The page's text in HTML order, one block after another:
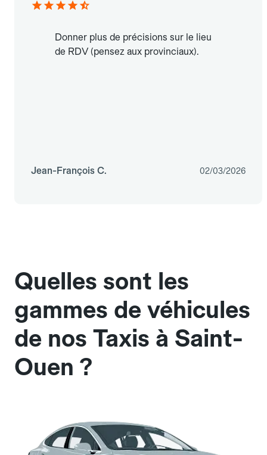
Donner plus de précisions sur le lieu
de RDV (pensez aux provinciaux).
Jean-François C. 02/03/2026
Quelles sont les
gammes de véhicules
de nos Taxis à Saint-
Ouen ?